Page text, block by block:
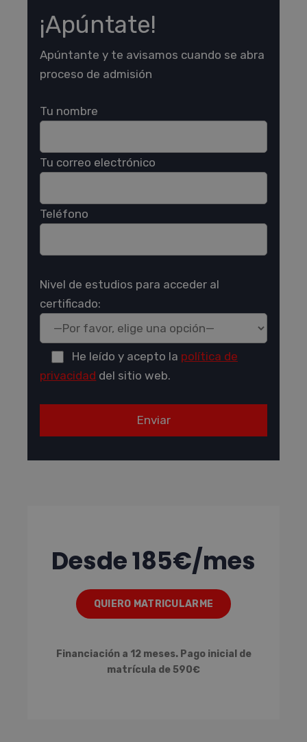
¡Apúntate!
Apúntante y te avisamos cuando se abra
proceso de admisión
Tu nombre
Tu correo electrónico
Teléfono
Nivel de estudios para acceder al
certificado:
He leído y acepto la política de
privacidad del sitio web.
Desde 185€/mes
QUIERO MATRICULARME
Financiación a 12 meses. Pago inicial de
matrícula de 590€